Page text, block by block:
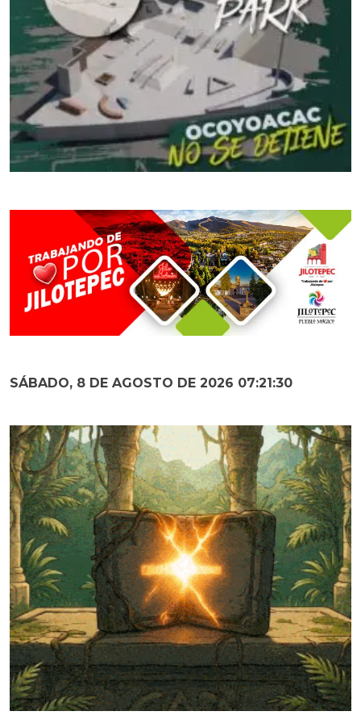
SÁBADO, 8 DE AGOSTO DE 2026 07:21:31